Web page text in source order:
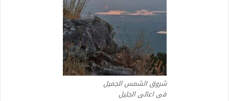
شروق الشمس الجميل
فى اعالى الجليل